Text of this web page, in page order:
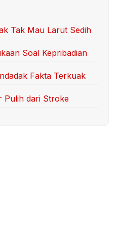
Tak Mau Larut Sedih
Soal Kepribadian
Fakta Terkuak
Pulih dari Stroke